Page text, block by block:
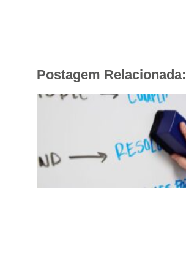
Postagem Relacionada: